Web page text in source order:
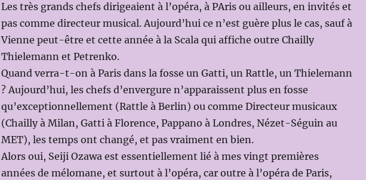
Les très grands chefs dirigeaient à l’opéra, à PAris ou ailleurs, en invités et
pas comme directeur musical. Aujourd’hui ce n’est guère plus le cas, sauf à
Vienne peut-être et cette année à la Scala qui affiche outre Chailly
Thielemann et Petrenko.
Quand verra-t-on à Paris dans la fosse un Gatti, un Rattle, un Thielemann
? Aujourd’hui, les chefs d’envergure n’apparaissent plus en fosse
qu’exceptionnellement (Rattle à Berlin) ou comme Directeur musicaux
(Chailly à Milan, Gatti à Florence, Pappano à Londres, Nézet-Séguin au
MET), les temps ont changé, et pas vraiment en bien.
Alors oui, Seiji Ozawa est essentiellement lié à mes vingt premières
années de mélomane, et surtout à l’opéra, car outre à l’opéra de Paris,